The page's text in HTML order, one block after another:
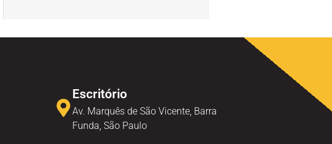
Escritório
Av. Marquês de São Vicente, Barra
Funda, São Paulo